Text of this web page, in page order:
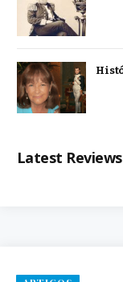
Latest Reviews